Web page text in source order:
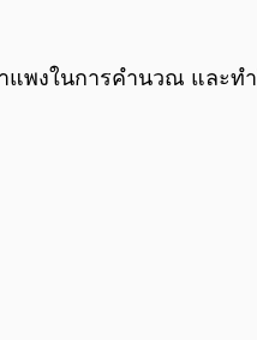
พงในการคำนวณ และท